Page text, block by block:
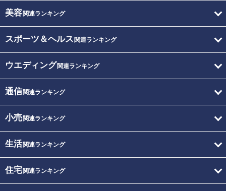
美容関連ランキング
スポーツ＆ヘルス 関連ランキング
ウエディング関連ランキング
通信関連ランキング
小売関連ランキング
生活関連ランキング
住宅関連ランキング